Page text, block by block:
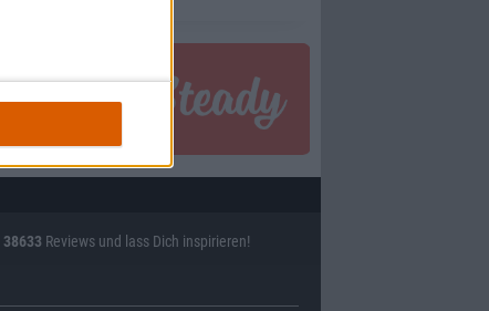
38633 Reviews und lass Dich inspirieren!